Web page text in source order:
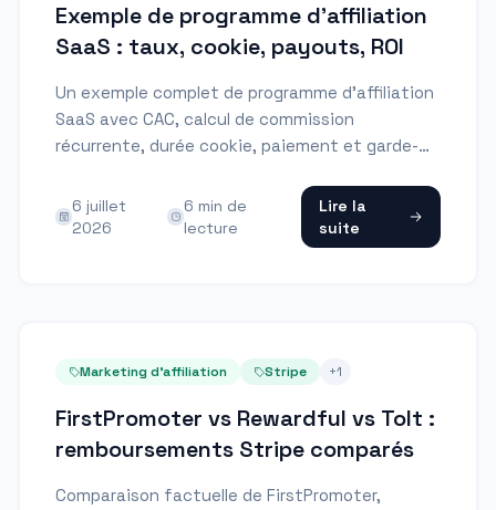
Exemple de programme d'affiliation
SaaS : taux, cookie, payouts, ROI
Un exemple complet de programme d'affiliation
SaaS avec CAC, calcul de commission
récurrente, durée cookie, paiement et garde-
6 juillet
2026
6 min de
lecture
Lire la
suite
Marketing d'affiliation Stripe +1
FirstPromoter vs Rewardful vs Tolt :
remboursements Stripe comparés
Comparaison factuelle de FirstPromoter,